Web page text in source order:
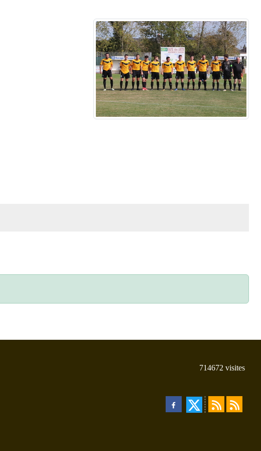
714672 visites